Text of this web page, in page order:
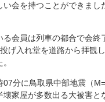
会を持つことができま
会員は列車の都合で会
げ入れ堂を道路から拝観
分に鳥取県中部地震（
家屋が多数出る大被害